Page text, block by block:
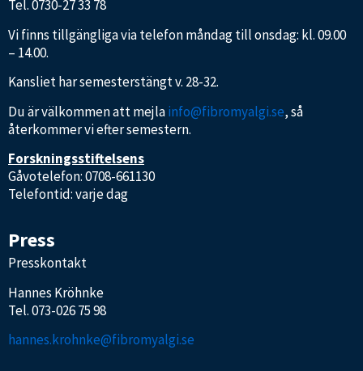
Tel.0730-27 33 78
Vi finns tillgängliga via telefon måndag till onsdag: kl. 09.00
– 14.00.
Kansliet har semesterstängt v. 28-32.
Du är välkommen att mejlainfo@fibromyalgi.se, så
återkommer vi efter semestern.
Forskningsstiftelsens
Gåvotelefon: 0708-661130
Telefontid: varje dag
Press
Presskontakt
Hannes Kröhnke
Tel.073-026 75 98
hannes.krohnke@fibromyalgi.se